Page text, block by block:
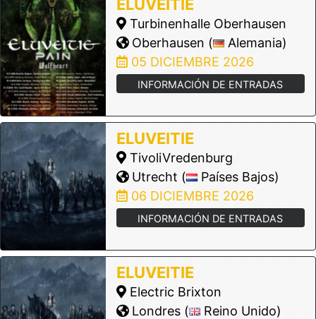
ELUVEITIE
Turbinenhalle Oberhausen
Oberhausen (
Alemania)
05 DICIEMBRE 2026
INFORMACIÓN DE ENTRADAS
ELUVEITIE
TivoliVredenburg
Utrecht (
Países Bajos)
06 DICIEMBRE 2026
INFORMACIÓN DE ENTRADAS
ELUVEITIE
Electric Brixton
Londres (
Reino Unido)